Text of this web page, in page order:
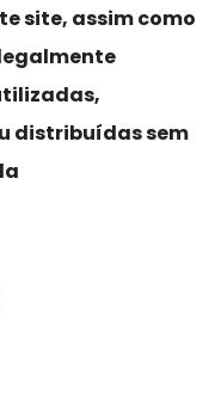
site, assim como
distribuídas sem